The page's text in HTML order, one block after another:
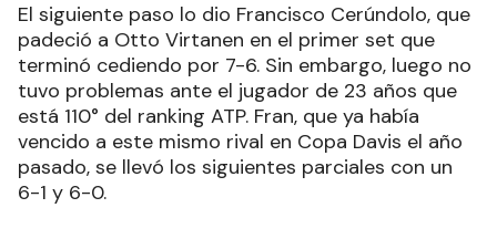
El siguiente paso lo dio Francisco Cerúndolo, que
padeció a Otto Virtanen en el primer set que
terminó cediendo por 7-6. Sin embargo, luego no
tuvo problemas ante el jugador de 23 años que
está 110° del ranking ATP. Fran, que ya había
vencido a este mismo rival en Copa Davis el año
pasado, se llevó los siguientes parciales con un
6-1 y 6-0.